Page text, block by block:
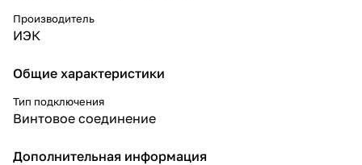
Производитель
ИЭК
Общие характеристики
Тип подключения
Винтовое соединение
Дополнительная информация